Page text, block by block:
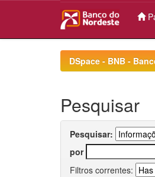
DSpace - BNB -
Pesquisar
Pesquisar:
por
Filtros correntes: